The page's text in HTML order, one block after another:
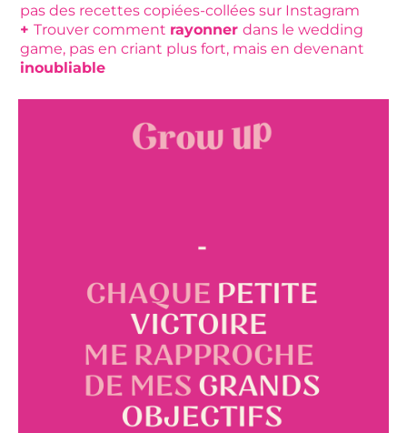
pas des recettes copiées-collées sur Instagram
+ Trouver comment rayonner dans le wedding
game, pas en criant plus fort, mais en devenant
inoubliable